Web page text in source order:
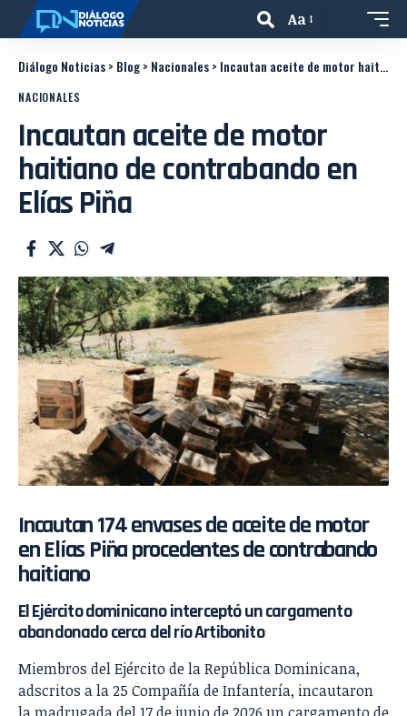
Aa
Diálogo Noticias> Blog> Nacionales> Incautan aceite de motor haitiano de contrabando en Elías Piña
NACIONALES
Incautan aceite de motor
haitiano de contrabando en
Elías Piña
Incautan 174 envases de aceite de motor
en Elías Piña procedentes de contrabando
haitiano
El Ejército dominicano interceptó un cargamento
abandonado cerca del río Artibonito
Miembros del Ejército de la República Dominicana,
adscritos a la 25 Compañía de Infantería, incautaron